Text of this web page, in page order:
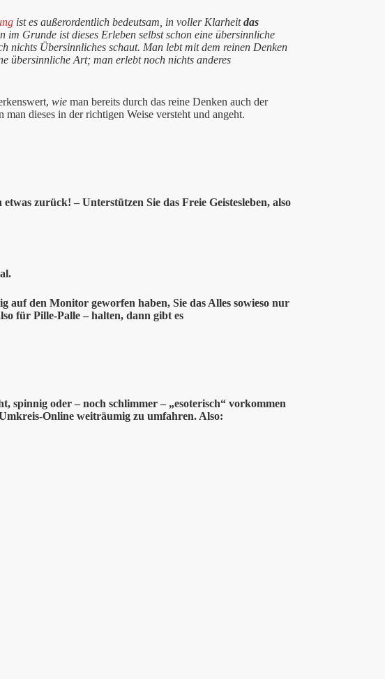
ist es außerordentlich bedeutsam, in voller Klarheitdas
im Grunde ist dieses Erleben selbst schon eine übersinnliche
nichts Übersinnliches schaut. Man lebt mit dem reinen Denken
übersinnliche Art; man erlebt noch nichts anderes
wieman bereits durch das reine Denken auch der
man dieses in der richtigen Weise versteht und angeht.
zurück! – Unterstützen Sie das Freie Geistesleben, also
den Monitor geworfen haben, Sie das Alles sowieso nur
für Pille-Palle – halten, dann gibt es
spinnig oder – noch schlimmer – „esoterisch“ vorkommen
Online weiträumig zu umfahren. Also: